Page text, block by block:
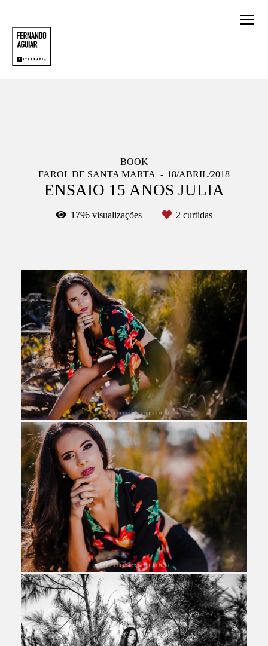
BOOK
FAROL DE SANTA MARTA
18/ABRIL/2018
ENSAIO 15 ANOS JULIA
1796 visualizações 2 curtidas